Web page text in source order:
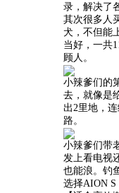
录，解决了
其次很多人
犬，不但能
当好，一共
顾人。
小辣爹们的
去，就像是
出2里地，
路。
小辣爹们带
发上看电视
也能浪。钓
选择AION S